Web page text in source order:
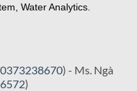
Water Analytics.
0373238670) - Ms. Ngà
)